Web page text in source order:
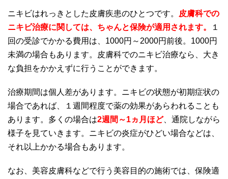
ニキビはれっきとした皮膚疾患のひとつです。
皮膚科での
ニキビ治療に関しては、ちゃんと保険が適用されます。
１
回の受診でかかる費用は、1000円～2000円前後。1000円
未満の場合もあります。皮膚科でのニキビ治療なら、大き
な負担をかかえずに行うことができます。
治療期間は個人差があります。ニキビの状態が初期症状の
場合であれば、１週間程度で薬の効果があらわれることも
あります。多くの場合は2週間～1ヵ月ほど、通院しながら
様子を見ていきます。ニキビの炎症がひどい場合などは、
それ以上かかる場合もあります。
なお、美容皮膚科などで行う美容目的の施術では、保険適